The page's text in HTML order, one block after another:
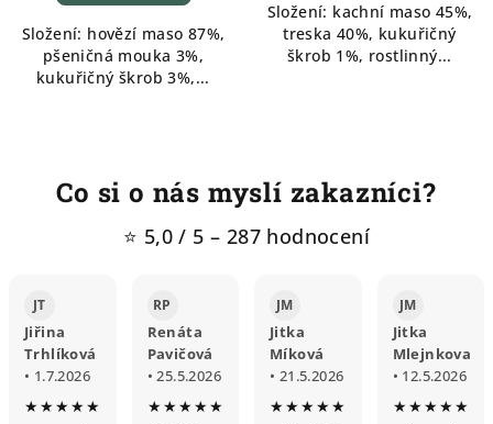
Složení: hovězí maso 87%,
pšeničná mouka 3%,
kukuřičný škrob 3%,...
z
5
hvězdiček.
Složení: kachní maso 45%,
treska 40%, kukuřičný
škrob 1%, rostlinný...
Co si o nás myslí zakazníci?
⭐ 5,0 / 5 – 287 hodnocení
JT
Jiřina
Trhlíková
• 1.7.2026
★★★★★
RP
Renáta
Pavičová
• 25.5.2026
★★★★★
JM
Jitka
Míková
• 21.5.2026
★★★★★
JM
Jitka
Mlejnkova
• 12.5.2026
★★★★★